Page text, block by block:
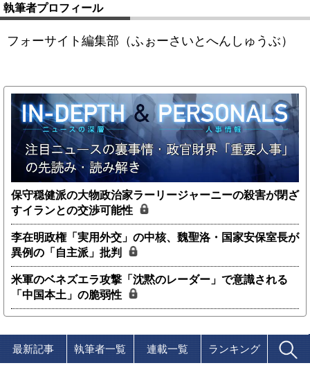
執筆者プロフィール
フォーサイト編集部（ふぉーさいとへんしゅうぶ）
保守穏健派の大物政治家ラーリージャーニーの殺害が閉ざ
すイランとの交渉可能性
李在明政権「実用外交」の中核、魏聖洛・国家安保室長が
異例の「自主派」批判
米軍のベネズエラ攻撃「沈黙のレーダー」で意識される
「中国本土」の脆弱性
最新記事 執筆者一覧 連載一覧 ランキング